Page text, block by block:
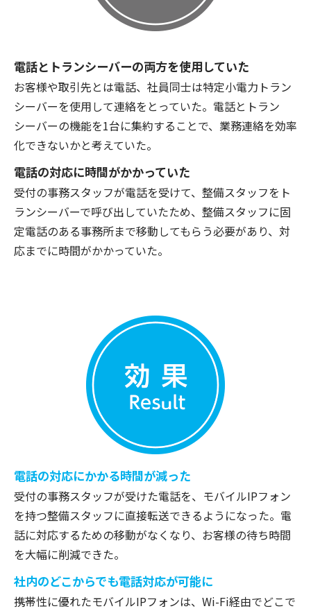
電話とトランシーバーの両方を使用していた
お客様や取引先とは電話、社員同士は特定小電力トラン
シーバーを使用して連絡をとっていた。電話とトラン
シーバーの機能を1台に集約することで、業務連絡を効率
化できないかと考えていた。
電話の対応に時間がかかっていた
受付の事務スタッフが電話を受けて、整備スタッフをト
ランシーバーで呼び出していたため、整備スタッフに固
定電話のある事務所まで移動してもらう必要があり、対
応までに時間がかかっていた。
電話の対応にかかる時間が減った
受付の事務スタッフが受けた電話を、モバイルIPフォン
を持つ整備スタッフに直接転送できるようになった。電
話に対応するための移動がなくなり、お客様の待ち時間
を大幅に削減できた。
社内のどこからでも電話対応が可能に
携帯性に優れたモバイルIPフォンは、Wi-Fi経由でどこで